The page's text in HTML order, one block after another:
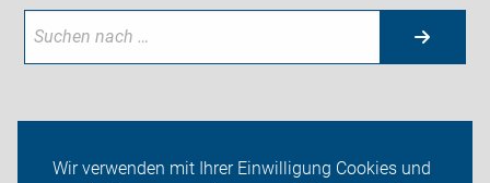
Wir verwenden mit Ihrer Einwilligung Cookies und